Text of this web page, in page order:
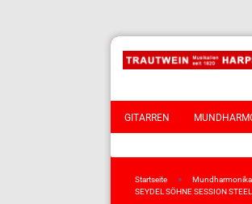
GITARREN
Startseite »
SEYDEL SÖHNE SESSION